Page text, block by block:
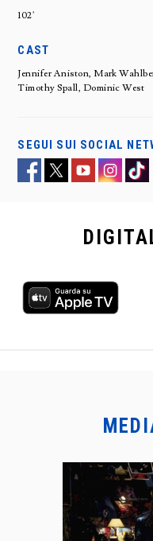
102'
CAST
Jennifer Aniston, Mark
Timothy Spall, Dominic West
SEGUI SUI SOCIAL